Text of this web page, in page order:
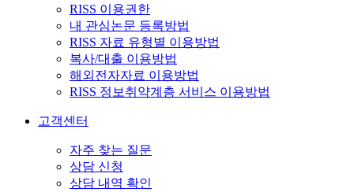
RISS 이용권한
내 관심논문 등록방법
RISS 자료 유형별 이용방법
복사/대출 이용방법
해외전자자료 이용방법
RISS 정보취약계층 서비스 이용방법
고객센터
자주 찾는 질문
상담 신청
상담 내역 확인